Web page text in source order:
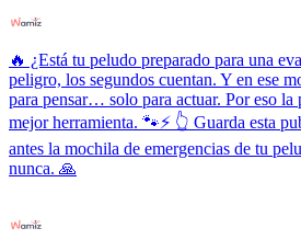
🔥 ¿Está tu peludo preparado para una
peligro, los segundos cuentan. Y en ese
para pensar… solo para actuar. Por eso la
mejor herramienta. 🐾⚡ 👆 Guarda esta
antes la mochila de emergencias de tu
nunca. 🙏